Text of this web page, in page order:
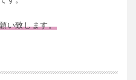
い致します。